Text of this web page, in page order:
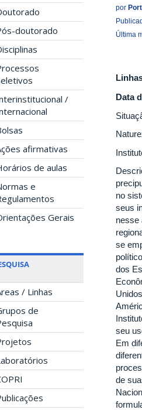
doutorado
/
afirmativas
de aulas
e
Gerais
/ Linhas
de
por
Última
Data
no
seus
nesse
se
dos
seu
Em
de